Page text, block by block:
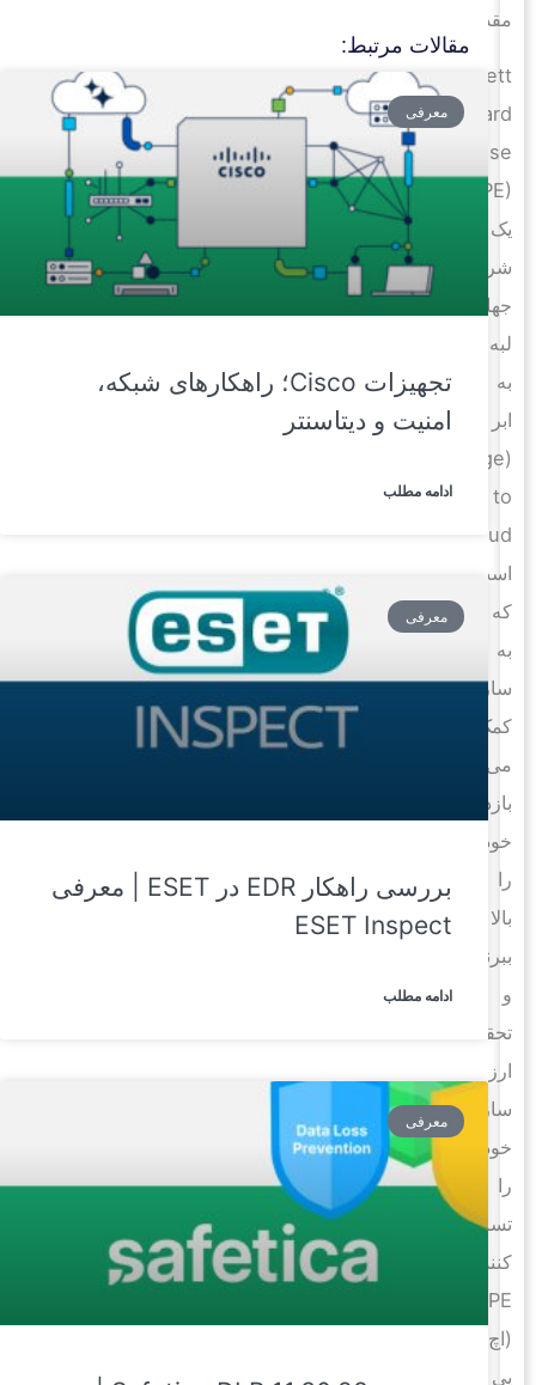
مقدمه
Hewlett
Packard
Enterprise
(HPE)
شرکت
جهانی
(Edge
است
سازمان‌ها
کمک
می‌کند
بازده
خود
ببرند
تحقق
ارزش‌های
سازمانی
خود
تسریع
کنند.
HPE
مقالات مرتبط:
معرفی
تجهیزات Cisco؛ راهکارهای شبکه،
امنیت و دیتاسنتر
ادامه مطلب
معرفی
بررسی راهکار EDR در ESET | معرفی
ESET Inspect
ادامه مطلب
معرفی